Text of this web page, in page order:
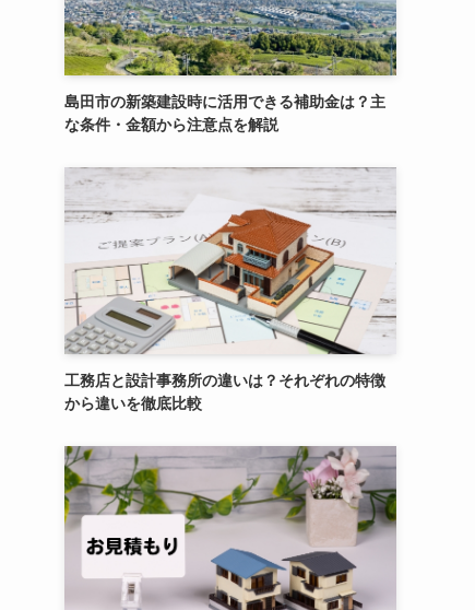
島田市の新築建設時に活用できる補助金は？主
な条件・金額から注意点を解説
工務店と設計事務所の違いは？それぞれの特徴
から違いを徹底比較